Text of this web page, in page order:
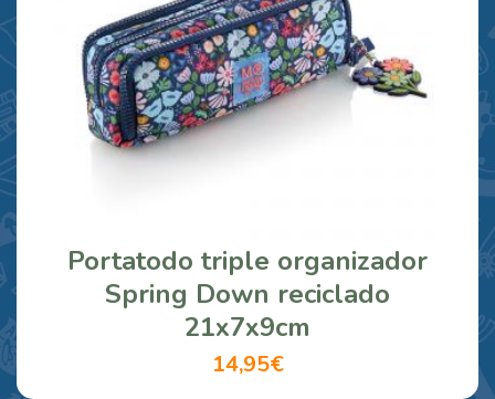
Portatodo triple organizador
Spring Down reciclado
21x7x9cm
14,95€